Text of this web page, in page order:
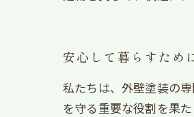
安心して暮らすため
私たちは、外壁塗装の
を守る重要な役割を果